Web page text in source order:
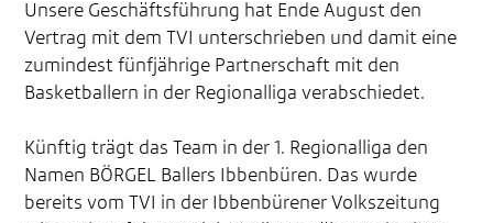
Unsere Geschäftsführung hat Ende August den
Vertrag mit dem TVI unterschrieben und damit eine
zumindest fünfjährige Partnerschaft mit den
Basketballern in der Regionalliga verabschiedet.
Künftig trägt das Team in der 1. Regionalliga den
Namen BÖRGEL Ballers Ibbenbüren. Das wurde
bereits vom TVI in der Ibbenbürener Volkszeitung